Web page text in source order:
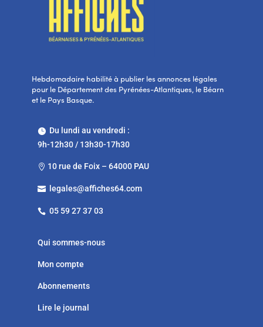
Hebdomadaire habilité à publier les annonces légales
pour le Département des Pyrénées-Atlantiques, le Béarn
et le Pays Basque.
Du lundi au vendredi :
9h-12h30 / 13h30-17h30
 10 rue de Foix – 64000 PAU
 legales@affiches64.com
 05 59 27 37 03
Qui sommes-nous
Mon compte
Abonnements
Lire le journal